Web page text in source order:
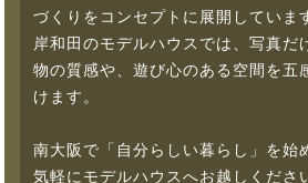
づくりをコンセプトに展開していま
岸和田のモデルハウスでは、写真だ
物の質感や、遊び心のある空間を五
けます。
南大阪で「自分らしい暮らし」を始
気軽にモデルハウスへお越しくださ